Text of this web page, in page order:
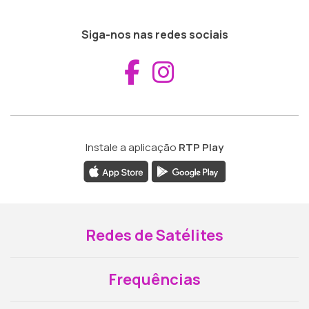
Siga-nos nas redes sociais
Aceder ao
Instale a aplicação RTP Play
Redes de Satélites
Frequências